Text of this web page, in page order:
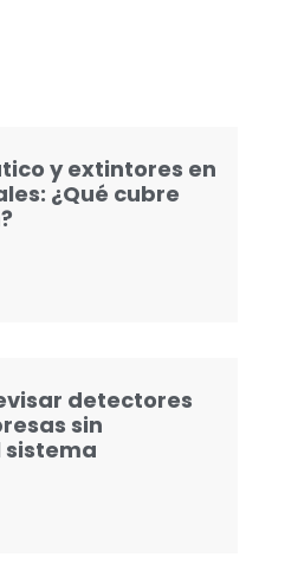
y extintores en
¿Qué cubre
detectores
sin